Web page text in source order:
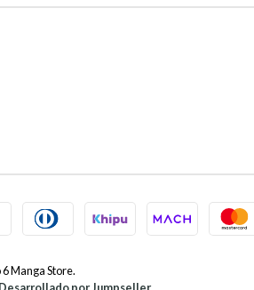
Manga Store.
Desarrollado por Jumpseller.